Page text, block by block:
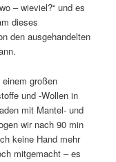
– wieviel?“ und es
dieses
den ausgehandelten
großen
und -Wollen in
mit Mantel- und
wir nach 90 min
keine Hand mehr
mitgemacht – es